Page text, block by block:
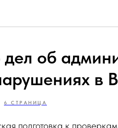
дел об
6 СТРАНИЦА
подготовка к проверкам